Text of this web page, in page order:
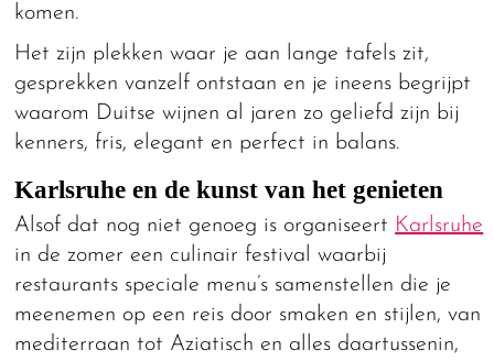
komen.
Het zijn plekken waar je aan lange tafels zit,
gesprekken vanzelf ontstaan en je ineens begrijpt
waarom Duitse wijnen al jaren zo geliefd zijn bij
kenners, fris, elegant en perfect in balans.
Karlsruhe en de kunst van het genieten
Alsof dat nog niet genoeg is organiseert Karlsruhe
in de zomer een culinair festival waarbij
restaurants speciale menu’s samenstellen die je
meenemen op een reis door smaken en stijlen, van
mediterraan tot Aziatisch en alles daartussenin,